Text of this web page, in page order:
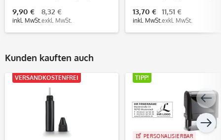
9,90 €
inkl. MwSt.
8,32 €
exkl. MwSt.
13,70 €
inkl. MwSt.
11,51 €
exkl. MwSt.
Kunden kauften auch
VERSANDKOSTENFREI TIPP!
PERSONALISIERBAR